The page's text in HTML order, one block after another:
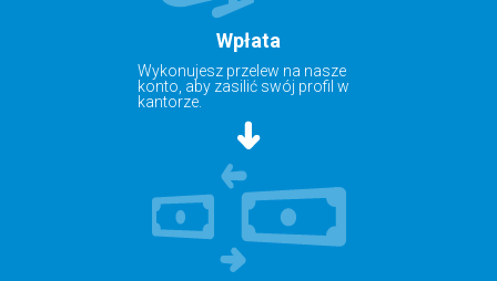
Wpłata
Wykonujesz przelew na nasze
konto, aby zasilić swój profil w
kantorze.